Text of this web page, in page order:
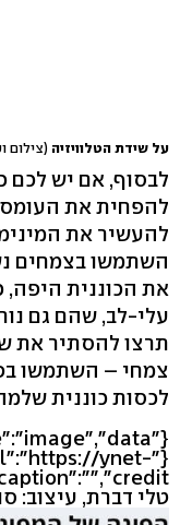
על שידת הטלוויזיה (צילום
לבסוף, אם יש לכם
להפחית את העומס
להעשיר את
השתמשו בצמחים
את הכוננית היפה,
עלי-לב, שהם גם
תרצו להסתיר את
צמחי – השתמשו
לכסות כוננית
ynet-
טלי דברת, עיצוב: